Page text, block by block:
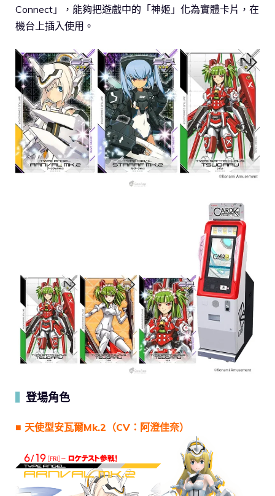
Connect」，能夠把遊戲中的「神姬」化為實體卡片，在
機台上插入使用。
登場角色
■ 天使型安瓦爾Mk.2（CV：阿澄佳奈）